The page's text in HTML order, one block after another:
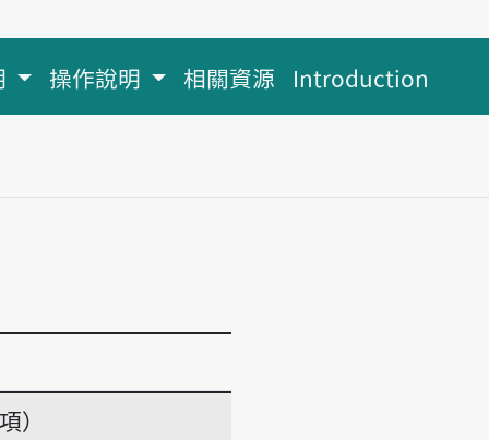
操作說明 相關資源 Introduction
）